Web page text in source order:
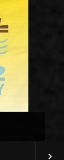
keyboard_arrow_right